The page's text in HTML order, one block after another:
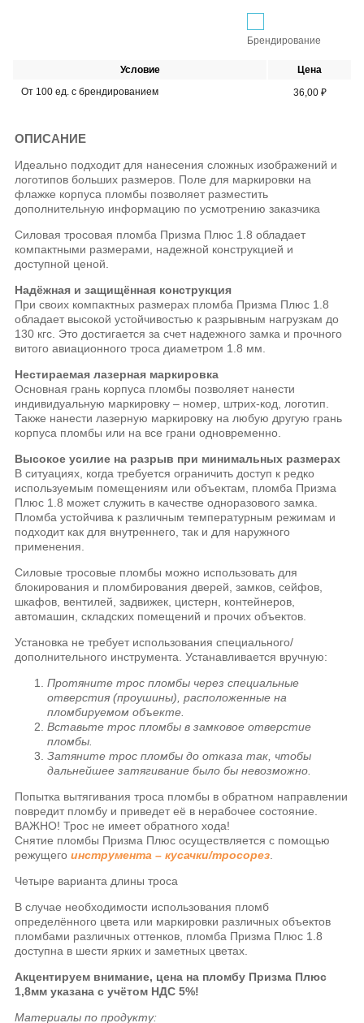
Брендирование
Условие
Цена
От 100 ед. с брендированием
36,00 ₽
ОПИСАНИЕ
Идеально подходит для нанесения сложных изображений и
логотипов больших размеров. Поле для маркировки на
флажке корпуса пломбы позволяет разместить
дополнительную информацию по усмотрению заказчика
Силовая тросовая пломба Призма Плюс 1.8 обладает
компактными размерами, надежной конструкцией и
доступной ценой.
Надёжная и защищённая конструкция
При своих компактных размерах пломба Призма Плюс 1.8
обладает высокой устойчивостью к разрывным нагрузкам до
130 кгс. Это достигается за счет надежного замка и прочного
витого авиационного троса диаметром 1.8 мм.
Нестираемая лазерная маркировка
Основная грань корпуса пломбы позволяет нанести
индивидуальную маркировку – номер, штрих-код, логотип.
Также нанести лазерную маркировку на любую другую грань
корпуса пломбы или на все грани одновременно.
Высокое усилие на разрыв при минимальных размерах
В ситуациях, когда требуется ограничить доступ к редко
используемым помещениям или объектам, пломба Призма
Плюс 1.8 может служить в качестве одноразового замка.
Пломба устойчива к различным температурным режимам и
подходит как для внутреннего, так и для наружного
применения.
Силовые тросовые пломбы можно использовать для
блокирования и пломбирования дверей, замков, сейфов,
шкафов, вентилей, задвижек, цистерн, контейнеров,
автомашин, складских помещений и прочих объектов.
Установка не требует использования специального/
дополнительного инструмента. Устанавливается вручную:
Протяните трос пломбы через специальные
отверстия (проушины), расположенные на
пломбируемом объекте.
Вставьте трос пломбы в замковое отверстие
пломбы.
Затяните трос пломбы до отказа так, чтобы
дальнейшее затягивание было бы невозможно.
Попытка вытягивания троса пломбы в обратном направлении
повредит пломбу и приведет её в нерабочее состояние.
ВАЖНО! Трос не имеет обратного хода!
Снятие пломбы Призма Плюс осуществляется с помощью
режущегоинструмента – кусачки/тросорез
Четыре варианта длины троса
В случае необходимости использования пломб
определённого цвета или маркировки различных объектов
пломбами различных оттенков, пломба Призма Плюс 1.8
доступна в шести ярких и заметных цветах.
Акцентируем внимание, цена на пломбу Призма Плюс
1,8мм указана с учётом НДС 5%!
Материалы по продукту: